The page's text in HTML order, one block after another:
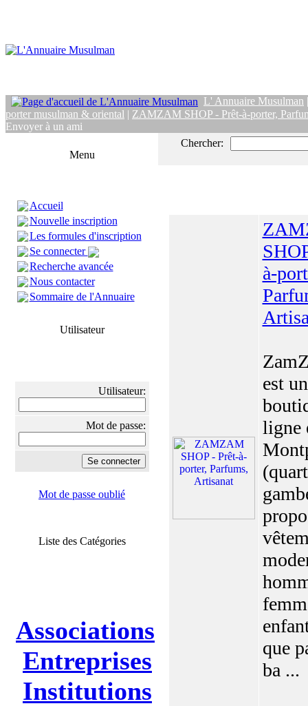
L' Annuaire Musulman
porter musulman & oriental | ZAMZAM SHOP - Prêt-à-porter,
Envoyer à un ami
Menu
Accueil
Nouvelle inscription
Les formules d'inscription
Se connecter
Recherche avancée
Nous contacter
Sommaire de l'Annuaire
Utilisateur
Utilisateur:
Mot de passe:
Mot de passe oublié
Liste des Catégories
Associations
Entreprises
Institutions
Chercher:
à-
est
ligne
que
ba ...